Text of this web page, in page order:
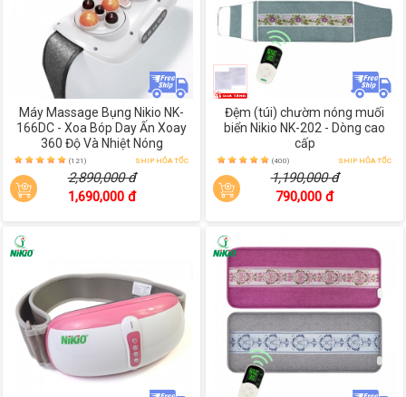
Máy Massage Bụng Nikio NK-
166DC - Xoa Bóp Day Ấn Xoay
360 Độ Và Nhiệt Nóng
(121) SHIP HỎA TỐC
2,890,000 đ
1,690,000 đ
Đệm (túi) chườm nóng muối
biển Nikio NK-202 - Dòng cao
cấp
(400) SHIP HỎA TỐC
1,190,000 đ
790,000 đ